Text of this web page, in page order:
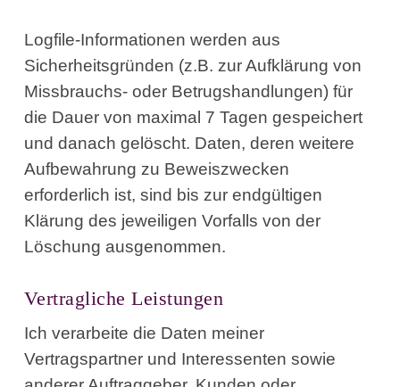
Logfile-Informationen werden aus
Sicherheitsgründen (z.B. zur Aufklärung von
Missbrauchs- oder Betrugshandlungen) für
die Dauer von maximal 7 Tagen gespeichert
und danach gelöscht. Daten, deren weitere
Aufbewahrung zu Beweiszwecken
erforderlich ist, sind bis zur endgültigen
Klärung des jeweiligen Vorfalls von der
Löschung ausgenommen.
Vertragliche Leistungen
Ich verarbeite die Daten meiner
Vertragspartner und Interessenten sowie